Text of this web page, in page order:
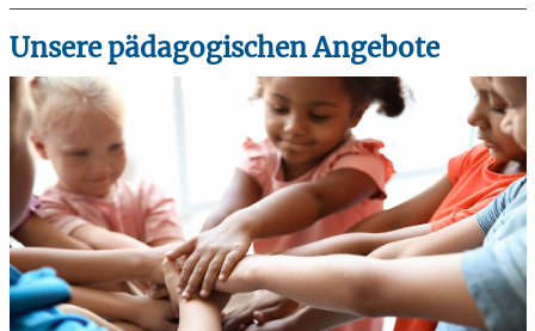
Unsere pädagogischen Angebote